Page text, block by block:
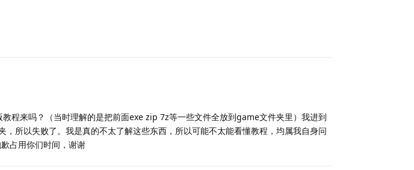
程来吗？（当时理解的是把前面exe zip 7z等一些文件全放到game文件夹里）我进到
所以失败了。我是真的不太了解这些东西，所以可能不太能看懂教程，均属我自身问
占用你们时间，谢谢